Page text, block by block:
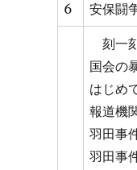
6 安保闘
刻一
国会の
はじめ
報道機
羽田事
羽田事